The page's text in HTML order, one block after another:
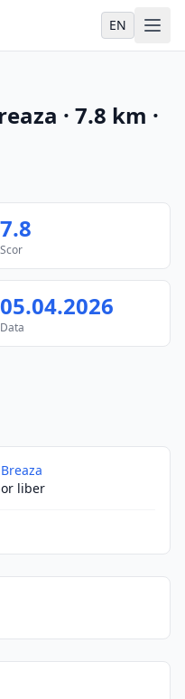
EN
· 7.8 km ·
7.8
Scor
05.04.2026
Data
Breaza
liber